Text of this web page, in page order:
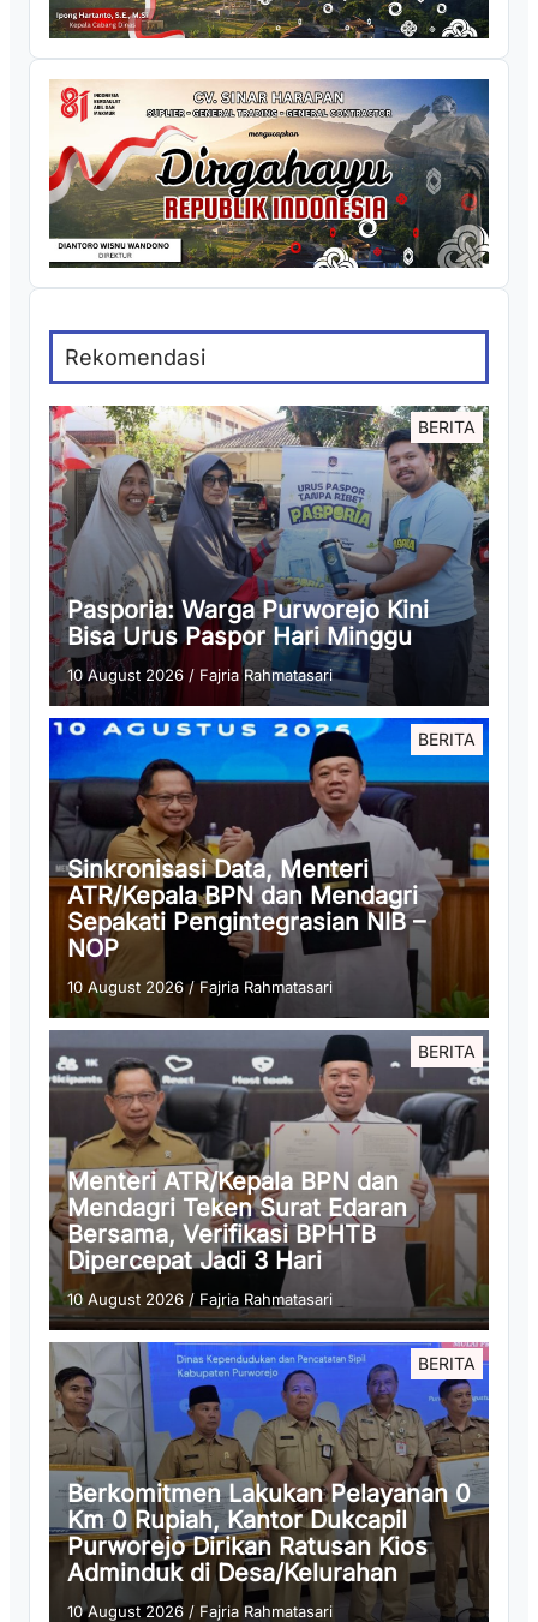
Rekomendasi
BERITA
Pasporia: Warga Purworejo Kini
Bisa Urus Paspor Hari Minggu
10 August 2026 / Fajria Rahmatasari
BERITA
Sinkronisasi Data, Menteri
ATR/Kepala BPN dan Mendagri
Sepakati Pengintegrasian NIB –
NOP
10 August 2026/Fajria Rahmatasari
BERITA
Menteri ATR/Kepala BPN dan
Mendagri Teken Surat Edaran
Bersama, Verifikasi BPHTB
Dipercepat Jadi 3 Hari
10 August 2026 / Fajria Rahmatasari
BERITA
Berkomitmen Lakukan Pelayanan 0
Km 0 Rupiah, Kantor Dukcapil
Purworejo Dirikan Ratusan Kios
Adminduk di Desa/Kelurahan
10 August 2026 / Fajria Rahmatasari